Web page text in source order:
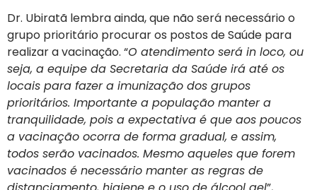
Dr. Ubiratã lembra ainda, que não será necessário o
grupo prioritário procurar os postos de Saúde para
realizar a vacinação. “O atendimento será in loco, ou
seja, a equipe da Secretaria da Saúde irá até os
locais para fazer a imunização dos grupos
prioritários. Importante a população manter a
tranquilidade, pois a expectativa é que aos poucos
a vacinação ocorra de forma gradual, e assim,
todos serão vacinados. Mesmo aqueles que forem
vacinados é necessário manter as regras de